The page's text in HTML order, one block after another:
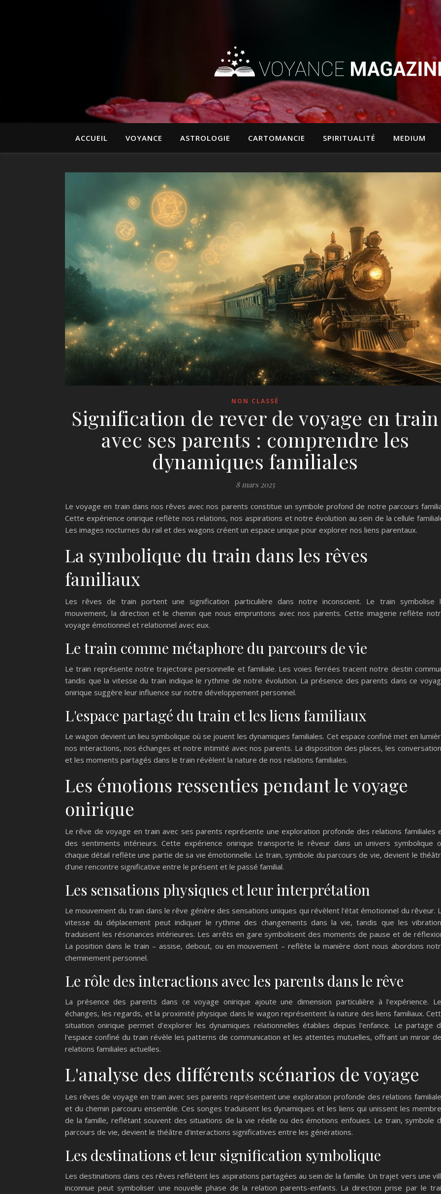
ACCUEIL VOYANCE ASTROLOGIE CARTOMANCIE SPIRITUALITÉ MEDIUM
NON CLASSÉ
Signification de rever de voyage en train
avec ses parents : comprendre les
dynamiques familiales
8 mars 2025
Le voyage en train dans nos rêves avec nos parents constitue un symbole profond de notre parcours
Cette expérience onirique reflète nos relations, nos aspirations et notre évolution au sein de la cellule
Les images nocturnes du rail et des wagons créent un espace unique pour explorer nos liens parentaux.
La symbolique du train dans les rêves
familiaux
Les rêves de train portent une signification particulière dans notre inconscient. Le train symbolise
mouvement, la direction et le chemin que nous empruntons avec nos parents. Cette imagerie reflète
voyage émotionnel et relationnel avec eux.
Le train comme métaphore du parcours de vie
Le train représente notre trajectoire personnelle et familiale. Les voies ferrées tracent notre destin
tandis que la vitesse du train indique le rythme de notre évolution. La présence des parents dans ce
onirique suggère leur influence sur notre développement personnel.
L'espace partagé du train et les liens familiaux
Le wagon devient un lieu symbolique où se jouent les dynamiques familiales. Cet espace confiné met en
nos interactions, nos échanges et notre intimité avec nos parents. La disposition des places, les
et les moments partagés dans le train révèlent la nature de nos relations familiales.
Les émotions ressenties pendant le voyage
onirique
Le rêve de voyage en train avec ses parents représente une exploration profonde des relations familiales
des sentiments intérieurs. Cette expérience onirique transporte le rêveur dans un univers symbolique
chaque détail reflète une partie de sa vie émotionnelle. Le train, symbole du parcours de vie, devient le
d'une rencontre significative entre le présent et le passé familial.
Les sensations physiques et leur interprétation
Le mouvement du train dans le rêve génère des sensations uniques qui révèlent l'état émotionnel du rêveur.
vitesse du déplacement peut indiquer le rythme des changements dans la vie, tandis que les
traduisent les résonances intérieures. Les arrêts en gare symbolisent des moments de pause et de
La position dans le train – assise, debout, ou en mouvement – reflète la manière dont nous abordons
cheminement personnel.
Le rôle des interactions avec les parents dans le rêve
La présence des parents dans ce voyage onirique ajoute une dimension particulière à l'expérience.
échanges, les regards, et la proximité physique dans le wagon représentent la nature des liens familiaux.
situation onirique permet d'explorer les dynamiques relationnelles établies depuis l'enfance. Le partage
l'espace confiné du train révèle les patterns de communication et les attentes mutuelles, offrant un miroir
relations familiales actuelles.
L'analyse des différents scénarios de voyage
Les rêves de voyage en train avec ses parents représentent une exploration profonde des relations
et du chemin parcouru ensemble. Ces songes traduisent les dynamiques et les liens qui unissent les
de la famille, reflétant souvent des situations de la vie réelle ou des émotions enfouies. Le train, symbole
parcours de vie, devient le théâtre d'interactions significatives entre les générations.
Les destinations et leur signification symbolique
Les destinations dans ces rêves reflètent les aspirations partagées au sein de la famille. Un trajet vers une
inconnue peut symboliser une nouvelle phase de la relation parents-enfants. La direction prise par le